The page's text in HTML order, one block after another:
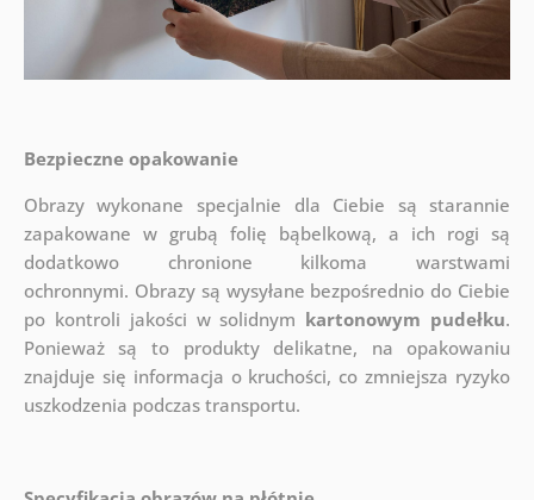
Bezpieczne opakowanie
Obrazy wykonane specjalnie dla Ciebie są starannie
zapakowane w grubą folię bąbelkową, a ich rogi są
dodatkowo chronione kilkoma warstwami
ochronnymi. Obrazy są wysyłane bezpośrednio do Ciebie
po kontroli jakości w solidnym kartonowym pudełku.
Ponieważ są to produkty delikatne, na opakowaniu
znajduje się informacja o kruchości, co zmniejsza ryzyko
uszkodzenia podczas transportu.